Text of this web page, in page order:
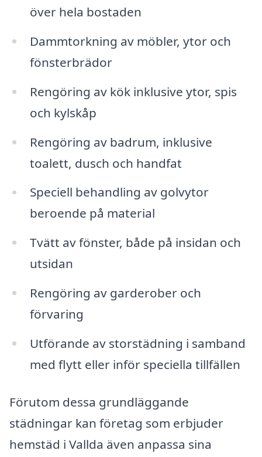
över hela bostaden
Dammtorkning av möbler, ytor och
fönsterbrädor
Rengöring av kök inklusive ytor, spis
och kylskåp
Rengöring av badrum, inklusive
toalett, dusch och handfat
Speciell behandling av golvytor
beroende på material
Tvätt av fönster, både på insidan och
utsidan
Rengöring av garderober och
förvaring
Utförande av storstädning i samband
med flytt eller inför speciella tillfällen
Förutom dessa grundläggande
städningar kan företag som erbjuder
hemstäd i Vallda även anpassa sina